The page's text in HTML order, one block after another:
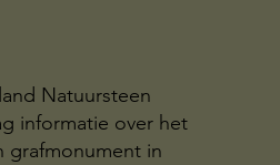
Natuursteen
informatie over het
grafmonument in